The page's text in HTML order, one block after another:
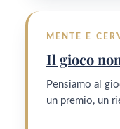
MENTE E
Il gioco
Pensiamo al
un premio, un